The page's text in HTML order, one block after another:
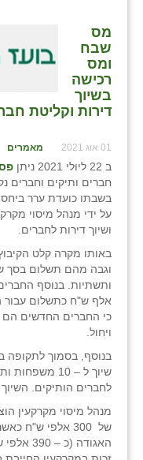
מס
שבח
ומס
רכישה
בשיוך
דירות וקליטת
01 אוג 2021 מאמרים
ב 22 ליולי 2021 ניתן
חברים ותיקים וחברים
בשבתו כועדת ערר
על ידי מנהל מיסוי
ושיוך דירות לחברים.
אלף ש"ח כתשלום עבור
כי החברים החדשים
ויחול.
בנוסף, בסמוך לתקופה
שיוך ל – 10
לחברים הותיקים.
מנהל מיסוי מקרקעין
של 300 אלפי
האגודה